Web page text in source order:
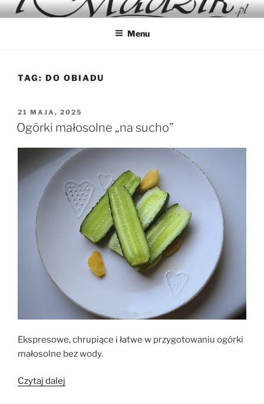
Przejdź
do
IMADZIK
Blog Kulinarny
Menu
TAG: DO OBIADU
OPUBLIKOWANE
W
21 MAJA, 2025
Ogórki małosolne „na sucho”
Ekspresowe, chrupiące i łatwe w przygotowaniu ogórki
małosolne bez wody.
Czytaj dalej